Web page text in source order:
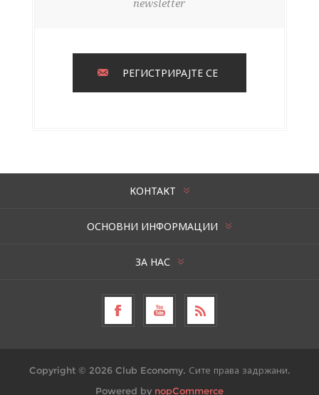
newsletter
РЕГИСТРИРАЈТЕ СЕ
КОНТАКТ
ОСНОВНИ ИНФОРМАЦИИ
ЗА НАС
Copyright © 2026 Club Economy. Сите права задржани.
Powered by nopCommerce